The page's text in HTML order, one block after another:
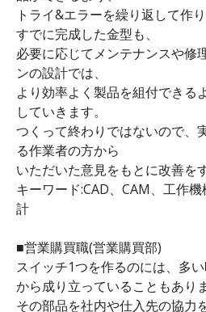
トライ&エラーを繰り返して作
すでに完成した金型も、
必要に応じてメンテナンスや修
ンの設計では、
より効率よく製品を組付できる
していきます。
つくって終わりではないので、
る作業者の方から
いただいた意見をもとに改善を
キーワード:CAD、CAM、工作
計
■営業購買職(営業購買部)
スイッチ1つを作るのには、多
から成り立っていることもありま
その部品を社内や仕入先の協力